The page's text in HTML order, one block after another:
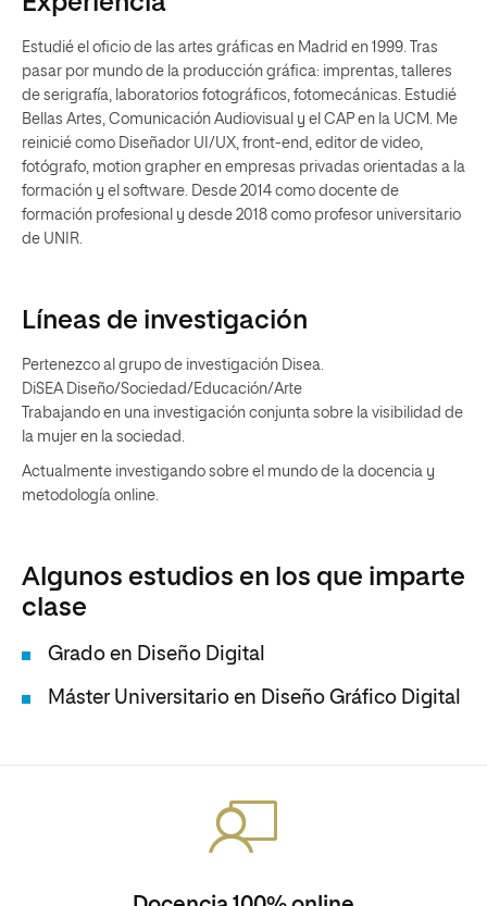
Estudié el oficio de las artes gráficas en Madrid en 1999. Tras
pasar por mundo de la producción gráfica: imprentas, talleres
de serigrafía, laboratorios fotográficos, fotomecánicas. Estudié
Bellas Artes, Comunicación Audiovisual y el CAP en la UCM. Me
reinicié como Diseñador UI/UX, front-end, editor de video,
fotógrafo, motion grapher en empresas privadas orientadas a la
formación y el software. Desde 2014 como docente de
formación profesional y desde 2018 como profesor universitario
de UNIR.
Líneas de investigación
Pertenezco al grupo de investigación Disea.
DiSEA Diseño/Sociedad/Educación/Arte
Trabajando en una investigación conjunta sobre la visibilidad de
la mujer en la sociedad.
Actualmente investigando sobre el mundo de la docencia y
metodología online.
Algunos estudios en los que imparte
clase
Grado en Diseño Digital
Máster Universitario en Diseño Gráfico Digital